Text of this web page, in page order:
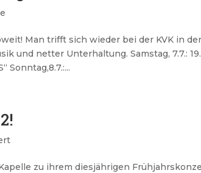
Man trifft sich wieder bei der KVK in
und netter Unterhaltung. Samstag, 7.7.:
Sonntag,8.7.:...
zu ihrem diesjährigen